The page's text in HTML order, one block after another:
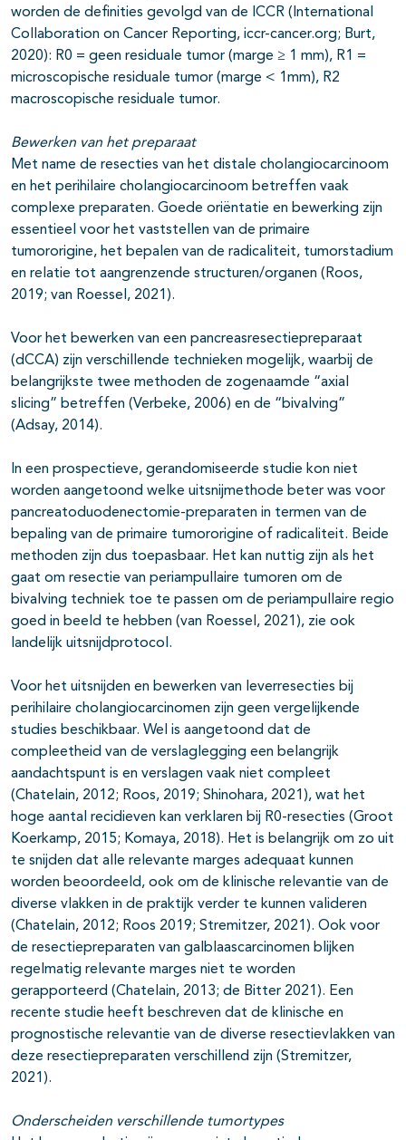
worden de definities gevolgd van de ICCR (International
Collaboration on Cancer Reporting, iccr-cancer.org; Burt,
2020): R0 = geen residuale tumor (marge ≥ 1 mm), R1 =
microscopische residuale tumor (marge < 1mm), R2
macroscopische residuale tumor.
Bewerken van het preparaat
Met name de resecties van het distale cholangiocarcinoom
en het perihilaire cholangiocarcinoom betreffen vaak
complexe preparaten. Goede oriëntatie en bewerking zijn
essentieel voor het vaststellen van de primaire
tumororigine, het bepalen van de radicaliteit, tumorstadium
en relatie tot aangrenzende structuren/organen (Roos,
2019; van Roessel, 2021).
Voor het bewerken van een pancreasresectiepreparaat
(dCCA) zijn verschillende technieken mogelijk, waarbij de
belangrijkste twee methoden de zogenaamde “axial
slicing” betreffen (Verbeke, 2006) en de “bivalving”
(Adsay, 2014).
In een prospectieve, gerandomiseerde studie kon niet
worden aangetoond welke uitsnijmethode beter was voor
pancreatoduodenectomie-preparaten in termen van de
bepaling van de primaire tumororigine of radicaliteit. Beide
methoden zijn dus toepasbaar. Het kan nuttig zijn als het
gaat om resectie van periampullaire tumoren om de
bivalving techniek toe te passen om de periampullaire regio
goed in beeld te hebben (van Roessel, 2021), zie ook
landelijk uitsnijdprotocol.
Voor het uitsnijden en bewerken van leverresecties bij
perihilaire cholangiocarcinomen zijn geen vergelijkende
studies beschikbaar. Wel is aangetoond dat de
compleetheid van de verslaglegging een belangrijk
aandachtspunt is en verslagen vaak niet compleet
(Chatelain, 2012; Roos, 2019; Shinohara, 2021), wat het
hoge aantal recidieven kan verklaren bij R0-resecties (Groot
Koerkamp, 2015; Komaya, 2018). Het is belangrijk om zo uit
te snijden dat alle relevante marges adequaat kunnen
worden beoordeeld, ook om de klinische relevantie van de
diverse vlakken in de praktijk verder te kunnen valideren
(Chatelain, 2012; Roos 2019; Stremitzer, 2021). Ook voor
de resectiepreparaten van galblaascarcinomen blijken
regelmatig relevante marges niet te worden
gerapporteerd (Chatelain, 2013; de Bitter 2021). Een
recente studie heeft beschreven dat de klinische en
prognostische relevantie van de diverse resectievlakken van
deze resectiepreparaten verschillend zijn (Stremitzer,
2021).
Onderscheiden verschillende tumortypes